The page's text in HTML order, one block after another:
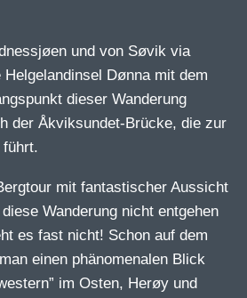
und von Søvik via
Dønna mit dem
dieser Wanderung
der Åkviksundet-Brücke, die zur
führt.
mit fantastischer Aussicht
Wanderung nicht entgehen
es fast nicht! Schon auf dem
einen phänomenalen Blick
im Osten, Herøy und